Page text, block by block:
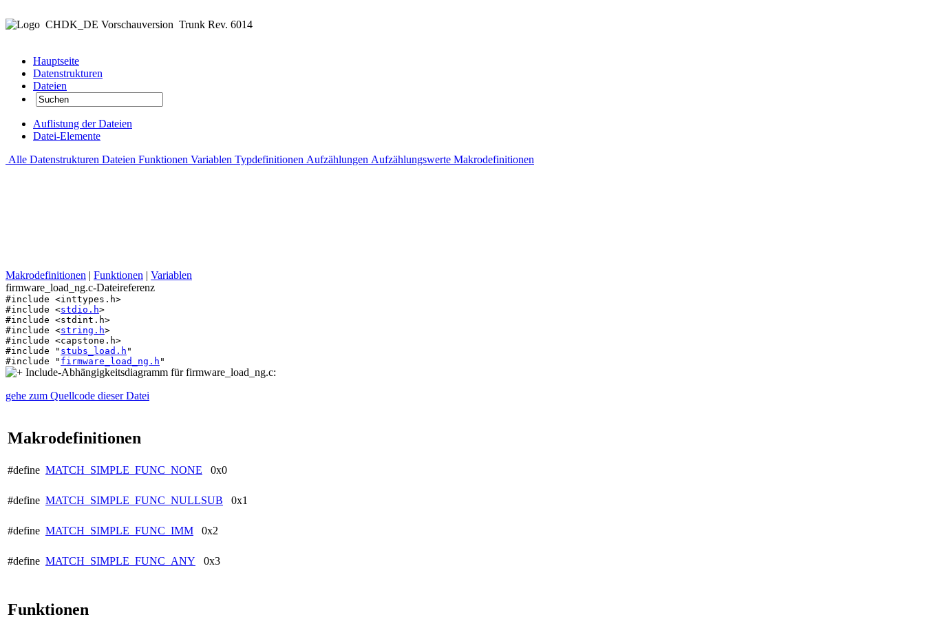
CHDK_DE Vorschauversion Trunk Rev. 6014
Hauptseite
Datenstrukturen
Dateien
Auflistung der Dateien
Datei-Elemente
Alle Datenstrukturen Dateien Funktionen Variablen Typdefinitionen Aufzählungen Aufzählungswerte Makrodefinitionen
Makrodefinitionen | Funktionen | Variablen
firmware_load_ng.c-Dateireferenz
#include <inttypes.h>
#include <stdio.h>
#include <stdint.h>
#include <string.h>
#include <capstone.h>
#include " stubs_load.h "
#include " firmware_load_ng.h "
Include-Abhängigkeitsdiagramm für firmware_load_ng.c:
gehe zum Quellcode dieser Datei
Makrodefinitionen
#define MATCH_SIMPLE_FUNC_NONE 0x0
#define MATCH_SIMPLE_FUNC_NULLSUB 0x1
#define MATCH_SIMPLE_FUNC_IMM 0x2
#define MATCH_SIMPLE_FUNC_ANY 0x3
Funktionen